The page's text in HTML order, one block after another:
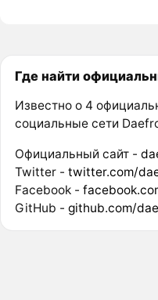
Где найти
Известно о 4
социальные сети
Официальный сайт -
Twitter - twitter.com/
Facebook -
GitHub - github.com/